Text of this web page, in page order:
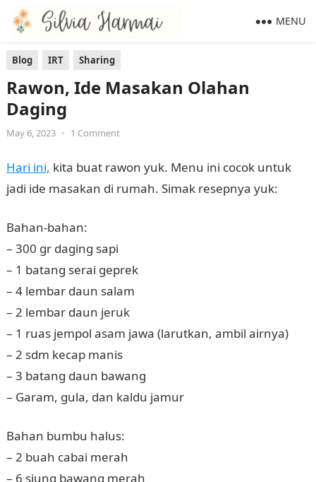
MENU
Blog IRT Sharing
Rawon, Ide Masakan Olahan
Daging
May 6, 2023 • 1 Comment
Hari ini, kita buat rawon yuk. Menu ini cocok untuk
jadi ide masakan di rumah. Simak resepnya yuk:
Bahan-bahan:
– 300 gr daging sapi
– 1 batang serai geprek
– 4 lembar daun salam
– 2 lembar daun jeruk
– 1 ruas jempol asam jawa (larutkan, ambil airnya)
– 2 sdm kecap manis
– 3 batang daun bawang
– Garam, gula, dan kaldu jamur
Bahan bumbu halus:
– 2 buah cabai merah
– 6 siung bawang merah